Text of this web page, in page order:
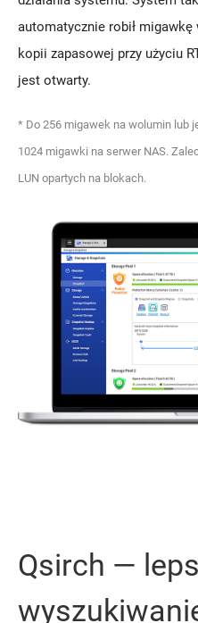
automatycznie robił
kopii zapasowej przy użyciu
jest otwarty.
* Do 256 migawek na wolumin lub
1024 migawki na serwer NAS.
LUN opartych na blokach.
Qsirch —